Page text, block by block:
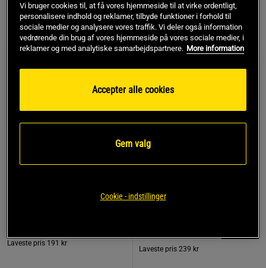
Clear Whey Whey Protein
+ 4 varianter
Laveste pris 191 kr
59 anmeldelser
Laveste pris 239 kr
Vi bruger cookies til, at få vores hjemmeside til at virke ordentligt,
personalisere indhold og reklamer, tilbyde funktioner i forhold til
sociale medier og analysere vores traffik. Vi deler også information
vedrørende din brug af vores hjemmeside på vores sociale medier, i
reklamer og med analytiske samarbejdspartnere. More information
Accepter alle cookies
Gem valg
Cookie - indstillinger